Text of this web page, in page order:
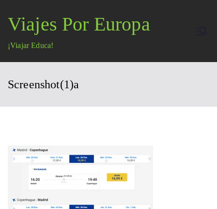
contenido
Viajes Por Europa
¡Viajar Educa!
Screenshot(1)a